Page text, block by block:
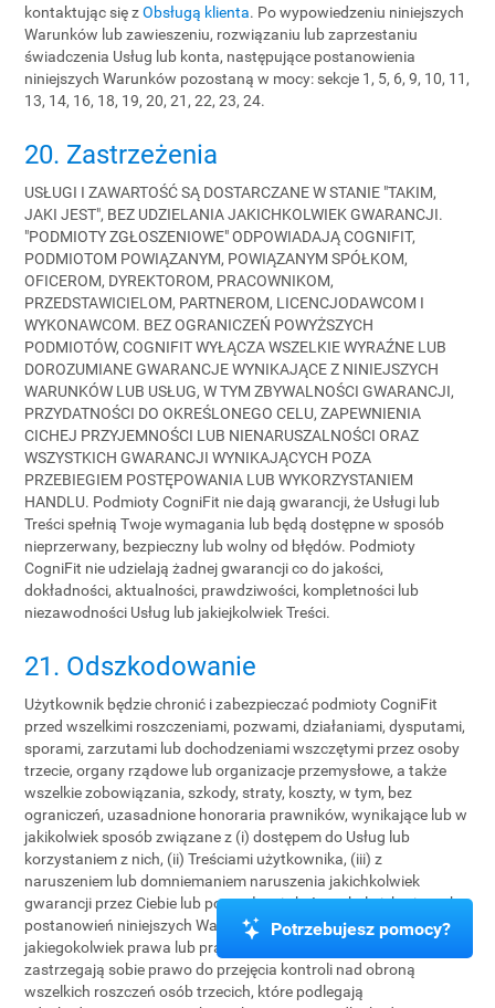
kontaktując się zObsługą klienta. Po wypowiedzeniu niniejszych
Warunków lub zawieszeniu, rozwiązaniu lub zaprzestaniu
świadczenia Usług lub konta, następujące postanowienia
niniejszych Warunków pozostaną w mocy: sekcje 1, 5, 6, 9, 10, 11,
13, 14, 16, 18, 19, 20, 21, 22, 23, 24.
20. Zastrzeżenia
USŁUGI I ZAWARTOŚĆ SĄ DOSTARCZANE W STANIE "TAKIM,
JAKI JEST", BEZ UDZIELANIA JAKICHKOLWIEK GWARANCJI.
"PODMIOTY ZGŁOSZENIOWE" ODPOWIADAJĄ COGNIFIT,
PODMIOTOM POWIĄZANYM, POWIĄZANYM SPÓŁKOM,
OFICEROM, DYREKTOROM, PRACOWNIKOM,
PRZEDSTAWICIELOM, PARTNEROM, LICENCJODAWCOM I
WYKONAWCOM. BEZ OGRANICZEŃ POWYŻSZYCH
PODMIOTÓW, COGNIFIT WYŁĄCZA WSZELKIE WYRAŹNE LUB
DOROZUMIANE GWARANCJE WYNIKAJĄCE Z NINIEJSZYCH
WARUNKÓW LUB USŁUG, W TYM ZBYWALNOŚCI GWARANCJI,
PRZYDATNOŚCI DO OKREŚLONEGO CELU, ZAPEWNIENIA
CICHEJ PRZYJEMNOŚCI LUB NIENARUSZALNOŚCI ORAZ
WSZYSTKICH GWARANCJI WYNIKAJĄCYCH POZA
PRZEBIEGIEM POSTĘPOWANIA LUB WYKORZYSTANIEM
HANDLU. Podmioty CogniFit nie dają gwarancji, że Usługi lub
Treści spełnią Twoje wymagania lub będą dostępne w sposób
nieprzerwany, bezpieczny lub wolny od błędów. Podmioty
CogniFit nie udzielają żadnej gwarancji co do jakości,
dokładności, aktualności, prawdziwości, kompletności lub
niezawodności Usług lub jakiejkolwiek Treści.
21. Odszkodowanie
Użytkownik będzie chronić i zabezpieczać podmioty CogniFit
przed wszelkimi roszczeniami, pozwami, działaniami, dysputami,
sporami, zarzutami lub dochodzeniami wszczętymi przez osoby
trzecie, organy rządowe lub organizacje przemysłowe, a także
wszelkie zobowiązania, szkody, straty, koszty, w tym, bez
ograniczeń, uzasadnione honoraria prawników, wynikające lub w
jakikolwiek sposób związane z (i) dostępem do Usług lub
korzystaniem z nich, (ii) Treściami użytkownika, (iii) z
naruszeniem lub domniemaniem naruszenia jakichkolwiek
gwarancji przez Ciebie lub pogwałcenie któregokolwiek z innych
postanowień niniejszych Warunków, lub (iv) Twoim naruszeniem
jakiegokolwiek prawa lub praw osób trzecich. Podmioty CogniFit
zastrzegają sobie prawo do przejęcia kontroli nad obroną
wszelkich roszczeń osób trzecich, które podlegają
Potrzebujesz pomocy?